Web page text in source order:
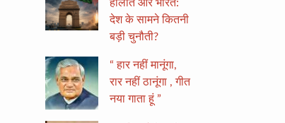
हालात और भारत:
देश के सामने कितनी
बड़ी चुनौती?
“ हार नहीं मानूंगा,
रार नहीं ठानूंगा , गीत
नया गाता हूं ”